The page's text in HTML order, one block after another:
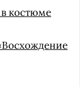
костюме